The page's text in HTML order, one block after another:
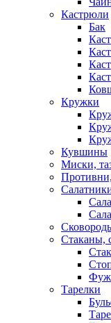
Кастрюли
Бак
Кружки
Кувшины
Миски,
Стаканы,
Тарелки